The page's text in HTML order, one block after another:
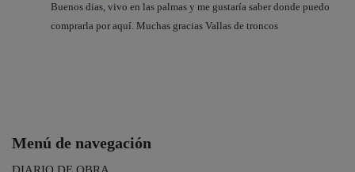
Buenos dias, vivo en las palmas y me gustaría saber donde puedo
comprarla por aquí. Muchas gracias Vallas de troncos
Menú de navegación